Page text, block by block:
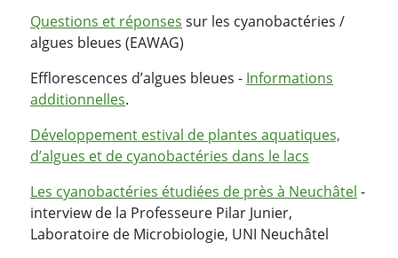
Questions et réponses sur les cyanobactéries /
algues bleues (EAWAG)
Efflorescences d’algues bleues - Informations
additionnelles.
Développement estival de plantes aquatiques,
d’algues et de cyanobactéries dans le lacs
Les cyanobactéries étudiées de près à Neuchâtel -
interview de la Professeure Pilar Junier,
Laboratoire de Microbiologie, UNI Neuchâtel